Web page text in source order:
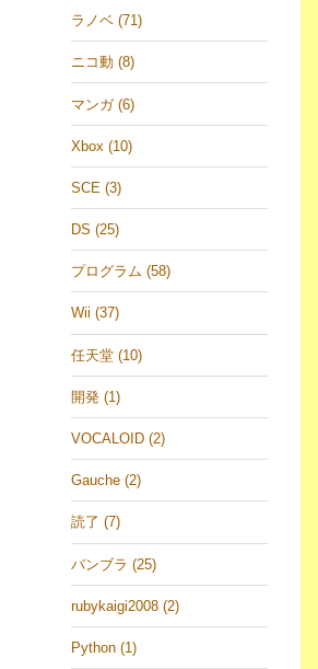
ラノベ (71)
ニコ動 (8)
マンガ (6)
Xbox (10)
SCE (3)
DS (25)
プログラム (58)
Wii (37)
任天堂 (10)
開発 (1)
VOCALOID (2)
Gauche (2)
読了 (7)
バンブラ (25)
rubykaigi2008 (2)
Python (1)